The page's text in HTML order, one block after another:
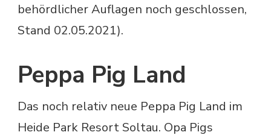
behördlicher Auflagen noch geschlossen,
Stand 02.05.2021).
Peppa Pig Land
Das noch relativ neue Peppa Pig Land im
Heide Park Resort Soltau. Opa Pigs